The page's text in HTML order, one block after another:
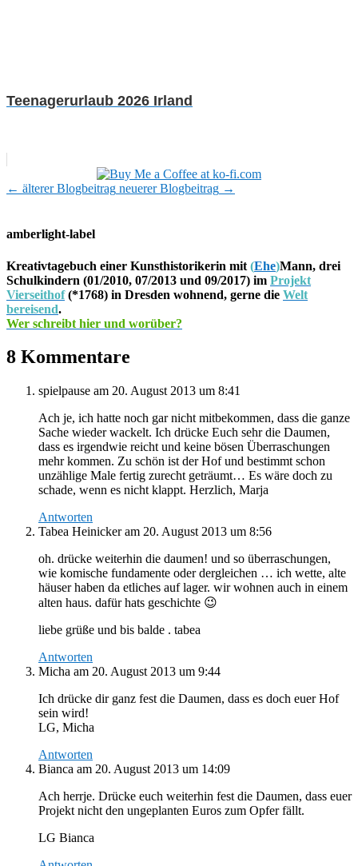
Teenagerurlaub 2026 Irland
← älterer Blogbeitrag neuerer Blogbeitrag →
amberlight-label
Kreativtagebuch einer Kunsthistorikerin mit (Ehe)Mann, drei
Schulkindern (01/2010, 07/2013 und 09/2017) im Projekt
Vierseithof(*1768) in Dresden wohnend, gerne die Welt
bereisend.
Wer schreibt hier und worüber?
8 Kommentare
spielpause am 20. August 2013 um 8:41
Ach je, ich hatte noch gar nicht mitbekommen, dass die ganze
Sache wieder wackelt. Ich drücke Euch sehr die Daumen,
dass es irgendwie reicht und keine bösen Überraschungen
mehr kommen. Zu schön ist der Hof und bestimmt schon
unzählige Male fertig zurecht geträumt… Es wäre doch zu
schade, wenn es nicht klappt. Herzlich, Marja
Antworten
Tabea Heinicker am 20. August 2013 um 8:56
oh. drücke weiterhin die daumen! und so überraschungen,
wie komische fundamente oder dergleichen … ich wette, alte
häuser haben da etliches auf lager. wir wohnen auch in einem
alten haus. dafür hats geschichte 😉
liebe grüße und bis balde . tabea
Antworten
Micha am 20. August 2013 um 9:44
Ich drücke dir ganz fest die Daumen, dass es doch euer Hof
sein wird!
LG, Micha
Antworten
Bianca am 20. August 2013 um 14:09
Ach herrje. Drücke euch weiterhin fest die Daumen, dass euer
Projekt nicht den ungeplanten Euros zum Opfer fällt.
LG Bianca